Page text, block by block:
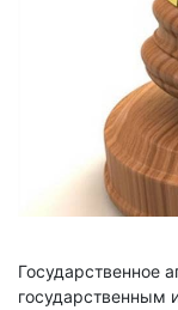
Государственное
государственным